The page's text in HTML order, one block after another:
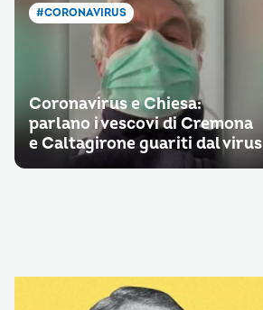
#CORONAVIRUS
Coronavirus e Chiesa:
parlano i vescovi di Cremona
e Caltagirone guariti dal virus